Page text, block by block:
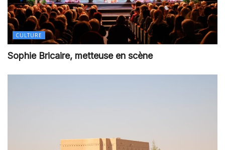
CULTURE
Sophie Bricaire, metteuse en scène